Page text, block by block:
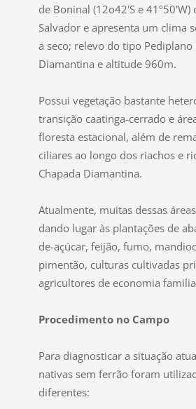
de Boninal (12o42'S e
Salvador e apresenta um clima
a seco; relevo do tipo Pediplano
Diamantina e altitude 960m.
Possui vegetação bastante
transição caatinga-cerrado e
floresta estacional, além de
ciliares ao longo dos riachos e
Chapada Diamantina.
Atualmente, muitas dessas
dando lugar às plantações de
de-açúcar, feijão, fumo,
pimentão, culturas cultivadas
agricultores de economia
Procedimento no Campo
Para diagnosticar a situação
nativas sem ferrão foram
diferentes: